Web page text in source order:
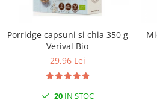
Porridge capsuni si chia 350 g
Verival Bio
29,96 Lei
20IN STOC